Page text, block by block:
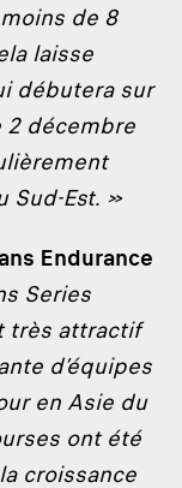
de 8
laisse
débutera sur
2 décembre
Sud-Est. »
Endurance
Series
très attractif
d’équipes
en Asie du
ont été
croissance